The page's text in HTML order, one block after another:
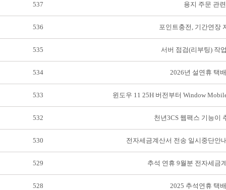
537 용지 주문 관
536 포인트충전, 기간연장
535 서버 점검(리부팅) 작
534 2026년 설연휴 택
533 윈도우 11 25H 버전부터 Window
532 천년3CS 웹팩스 기능이
530 전자세금계산서 전송 일시중단안
529 추석 연휴 9월분 전자세금
528 2025 추석연휴 택